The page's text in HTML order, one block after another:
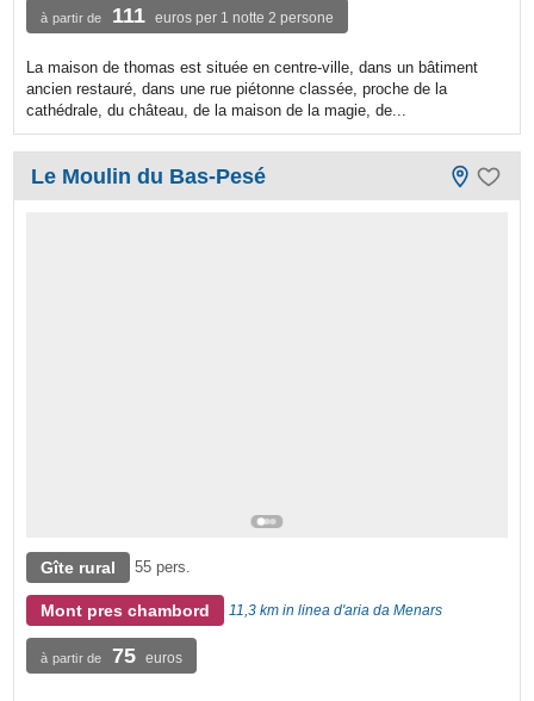
à partir de 111 euros per 1 notte 2 persone
La maison de thomas est située en centre-ville, dans un bâtiment
ancien restauré, dans une rue piétonne classée, proche de la
cathédrale, du château, de la maison de la magie, de...
Le Moulin du Bas-Pesé
Gîte rural 55 pers.
Mont pres chambord 11,3 km in linea d'aria da Menars
à partir de 75 euros